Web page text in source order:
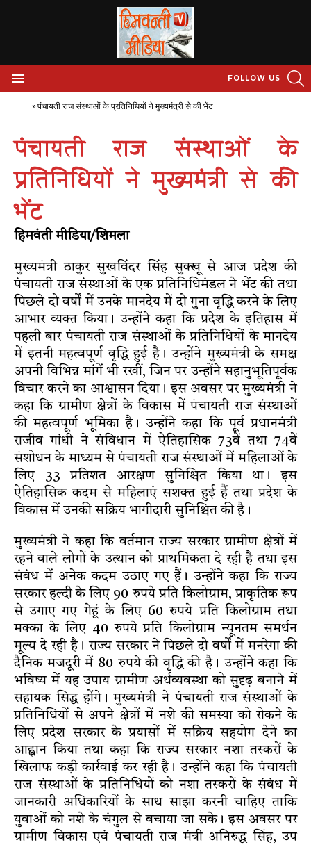
FOLLOW US
» पंचायती राज संस्थाओं के प्रतिनिधियों ने मुख्यमंत्री से की भेंट
पंचायती राज संस्थाओं के
प्रतिनिधियों ने मुख्यमंत्री से की
भेंट
हिमवंती मीडिया/शिमला
मुख्यमंत्री ठाकुर सुखविंदर सिंह सुक्खू से आज प्रदेश की
पंचायती राज संस्थाओं के एक प्रतिनिधिमंडल ने भेंट की तथा
पिछले दो वर्षों में उनके मानदेय में दो गुना वृद्धि करने के लिए
आभार व्यक्त किया। उन्होंने कहा कि प्रदेश के इतिहास में
पहली बार पंचायती राज संस्थाओं के प्रतिनिधियों के मानदेय
में इतनी महत्वपूर्ण वृद्धि हुई है। उन्होंने मुख्यमंत्री के समक्ष
अपनी विभिन्न मांगें भी रखीं, जिन पर उन्होंने सहानुभूतिपूर्वक
विचार करने का आश्वासन दिया। इस अवसर पर मुख्यमंत्री ने
कहा कि ग्रामीण क्षेत्रों के विकास में पंचायती राज संस्थाओं
की महत्वपूर्ण भूमिका है। उन्होंने कहा कि पूर्व प्रधानमंत्री
राजीव गांधी ने संविधान में ऐतिहासिक 73वें तथा 74वें
संशोधन के माध्यम से पंचायती राज संस्थाओं में महिलाओं के
लिए 33 प्रतिशत आरक्षण सुनिश्चित किया था। इस
ऐतिहासिक कदम से महिलाएं सशक्त हुई हैं तथा प्रदेश के
विकास में उनकी सक्रिय भागीदारी सुनिश्चित की है।
मुख्यमंत्री ने कहा कि वर्तमान राज्य सरकार ग्रामीण क्षेत्रों में
रहने वाले लोगों के उत्थान को प्राथमिकता दे रही है तथा इस
संबंध में अनेक कदम उठाए गए हैं। उन्होंने कहा कि राज्य
सरकार हल्दी के लिए 90 रुपये प्रति किलोग्राम, प्राकृतिक रूप
से उगाए गए गेहूं के लिए 60 रुपये प्रति किलोग्राम तथा
मक्का के लिए 40 रुपये प्रति किलोग्राम न्यूनतम समर्थन
मूल्य दे रही है। राज्य सरकार ने पिछले दो वर्षों में मनरेगा की
दैनिक मजदूरी में 80 रुपये की वृद्धि की है। उन्होंने कहा कि
भविष्य में यह उपाय ग्रामीण अर्थव्यवस्था को सुदृढ़ बनाने में
सहायक सिद्ध होंगे। मुख्यमंत्री ने पंचायती राज संस्थाओं के
प्रतिनिधियों से अपने क्षेत्रों में नशे की समस्या को रोकने के
लिए प्रदेश सरकार के प्रयासों में सक्रिय सहयोग देने का
आह्वान किया तथा कहा कि राज्य सरकार नशा तस्करों के
खिलाफ कड़ी कार्रवाई कर रही है। उन्होंने कहा कि पंचायती
राज संस्थाओं के प्रतिनिधियों को नशा तस्करों के संबंध में
जानकारी अधिकारियों के साथ साझा करनी चाहिए ताकि
युवाओं को नशे के चंगुल से बचाया जा सके। इस अवसर पर
ग्रामीण विकास एवं पंचायती राज मंत्री अनिरुद्ध सिंह, उप